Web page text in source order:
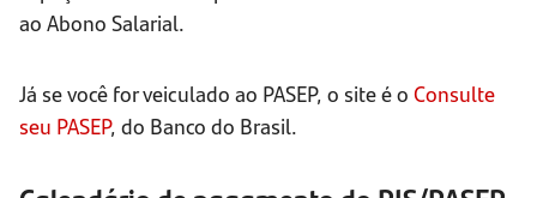
ao Abono Salarial.
Já se você for veiculado ao PASEP, o site é o Consulte
seu PASEP, do Banco do Brasil.